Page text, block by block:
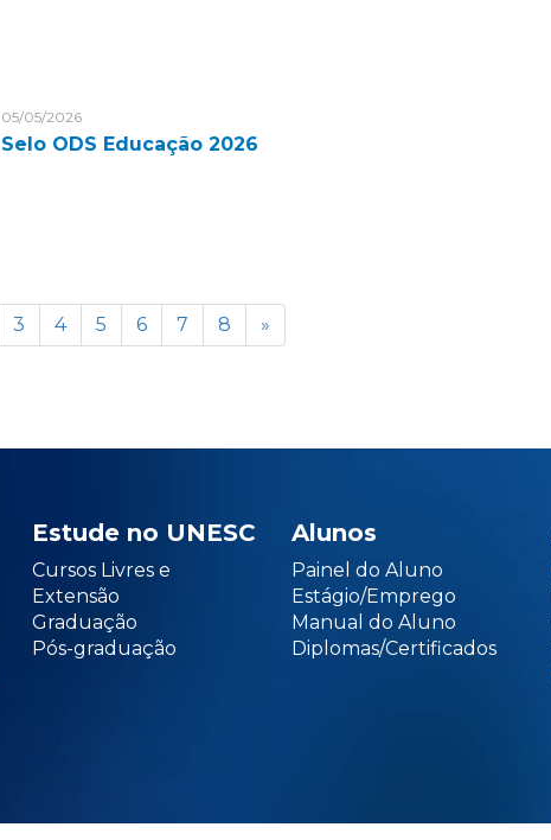
05/05/2026
Selo ODS Educação 2026
3 4 5 6 7 8 »
Estude no UNESC
Cursos Livres e
Extensão
Graduação
Pós-graduação
Alunos
Painel do Aluno
Estágio/Emprego
Manual do Aluno
Diplomas/Certificados